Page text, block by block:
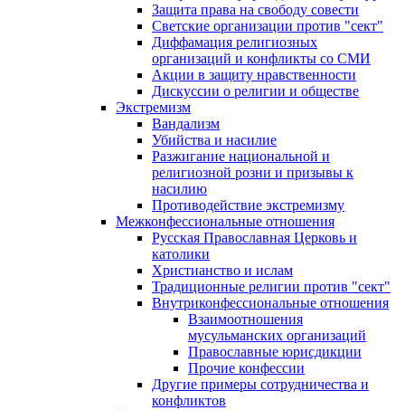
Защита права на свободу совести
Светские организации против "сект"
Диффамация религиозных
организаций и конфликты со СМИ
Акции в защиту нравственности
Дискуссии о религии и обществе
Экстремизм
Вандализм
Убийства и насилие
Разжигание национальной и
религиозной розни и призывы к
насилию
Противодействие экстремизму
Межконфессиональные отношения
Русская Православная Церковь и
католики
Христианство и ислам
Традиционные религии против "сект"
Внутриконфессиональные отношения
Взаимоотношения
мусульманских организаций
Православные юрисдикции
Прочие конфессии
Другие примеры сотрудничества и
конфликтов